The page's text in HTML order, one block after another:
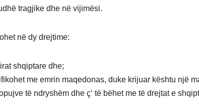
tragjike dhe në vijimësi.
në dy drejtime:
shqiptare dhe;
me emrin maqedonas, duke krijuar kështu një
të ndryshëm dhe ç‘ të bëhet me të drejtat e